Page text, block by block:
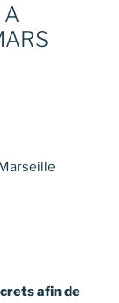
A
afin de